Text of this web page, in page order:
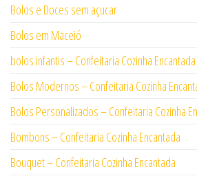
Bolos e Doces sem açucar
Bolos em Maceió
bolos infantis – Confeitaria Cozinha Encantada
Bolos Modernos – Confeitaria Cozinha
Bolos Personalizados – Confeitaria Cozinha
Bombons – Confeitaria Cozinha Encantada
Bouquet – Confeitaria Cozinha Encantada